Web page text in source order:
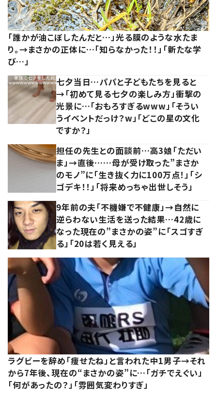
「誰かが油こぼしたんだと…」光る膜のような水たま
り。→まさかの正体に…「知らなかった！！」「新たな学
び…」
七夕当日…パパと子どもたちを見ると
→「初めて見る七夕の楽しみ方」衝撃の
光景に…「おもろすぎるwww」「そうい
うイベントだっけ？w」「どこの星の文化
ですか？」
担任の先生との面談前…高3娘「ただい
ま」→直後……母が受け取った”まさか
のモノ”に「生き抜く力に100万点！」「シ
ゴデキ！！」「将来めっちゃ出世しそう」
9年前の夫「不機嫌で不健康」→自然に
逆らわない生活を送った結果…42歳に
なった現在の”まさかの姿”に「スゴすぎ
る」「20は若く見える」
ラグビーを辞め「痩せたね」と言われた中1男子→それ
から7年後、現在の“まさかの姿”に…「ガチでえぐい」
「何があったの？」「雰囲気変わりすぎ」